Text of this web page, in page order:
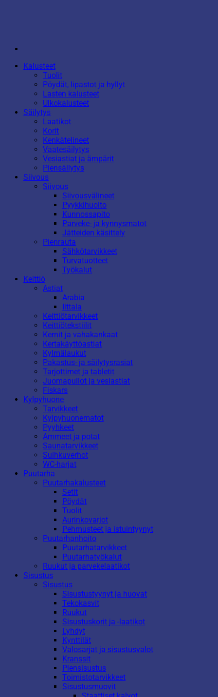
Kalusteet
Tuolit
Pöydät, lipastot ja hyllyt
Lasten kalusteet
Ulkokalusteet
Säilytys
Laatikot
Korit
Kenkätelineet
Vaatesäilytys
Vesiastiat ja ämpärit
Piensäilytys
Siivous
Siivous
Siivousvälineet
Pyykkihuolto
Kunnossapito
Parveke- ja kynnysmatot
Jätteiden käsittely
Pienrauta
Sähkötarvikkeet
Turvatuotteet
Työkalut
Keittiö
Astiat
Arabia
Iittala
Keittiötarvikkeet
Keittiötekstiilit
Kernit ja vahakankaat
Kertakäyttöastiat
Kylmälaukut
Pakastus- ja säilytysrasiat
Tarjottimet ja tabletit
Juomapullot ja vesiastiat
Fiskars
Kylpyhuone
Tarvikkeet
Kylpyhuonematot
Pyyhkeet
Ammeet ja potat
Saunatarvikkeet
Suihkuverhot
WC-harjat
Puutarha
Puutarhakalusteet
Setit
Pöydät
Tuolit
Aurinkovarjot
Pehmusteet ja istuintyynyt
Puutarhanhoito
Puutarhatarvikkeet
Puutarhatyökalut
Ruukut ja parvekelaatikot
Sisustus
Sisustus
Sisustustyynyt ja huovat
Tekokasvit
Ruukut
Sisustuskorit ja -laatikot
Lyhdyt
Kynttilät
Valosarjat ja sisustusvalot
Kranssit
Piensisustus
Toimistotarvikkeet
Sisustusmuovit